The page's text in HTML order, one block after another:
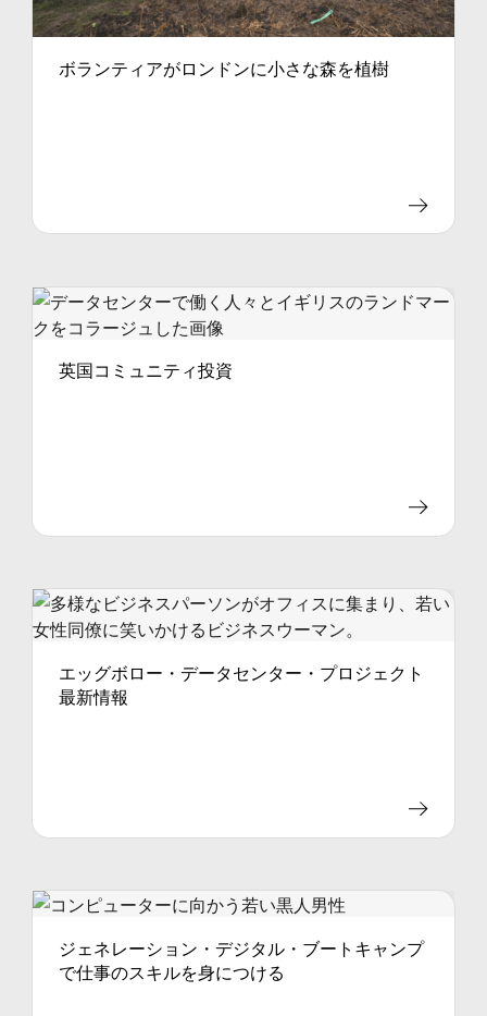
ボランティアがロンドンに小さな森を植樹
英国コミュニティ投資
エッグボロー・データセンター・プロジェクト
最新情報
ジェネレーション・デジタル・ブートキャンプ
で仕事のスキルを身につける